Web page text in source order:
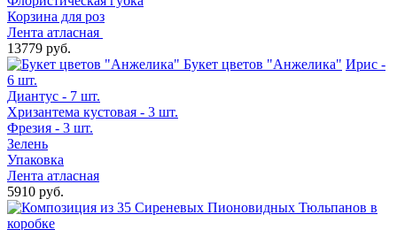
Корзина для роз
Лента атласная
13779 руб.
Букет цветов "Анжелика" Ирис -
6 шт.
Диантус - 7 шт.
Хризантема кустовая - 3 шт.
Фрезия - 3 шт.
Зелень
Упаковка
Лента атласная
5910 руб.